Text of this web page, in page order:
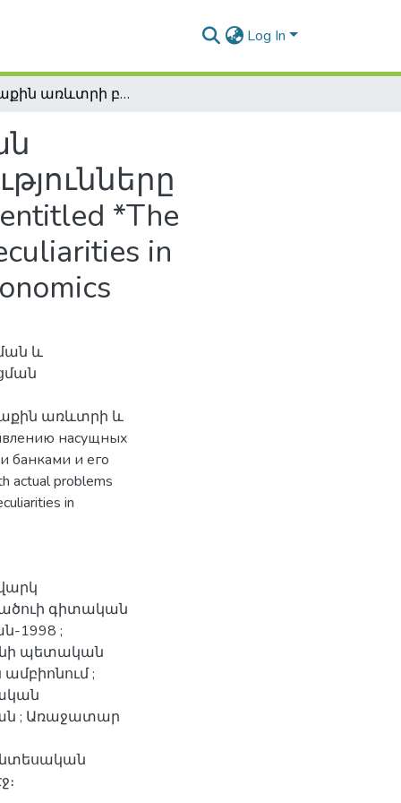
Log In
Արտաքին առևտրի բանկային սպասարկման հիմնախնդիրները և դրա առանձնահատկությունները Հայաստանում / Of Khachatur Kazazyan's thesis entitled *The problems of aank service of foreign trade and its peculiarities in Armenia " submitted for the candidate degree in economics
*The
in
և
առևտրի և
насущных
банками и его
actual problems
in
գիտական
1998 ;
պետական
;
; Առաջատար